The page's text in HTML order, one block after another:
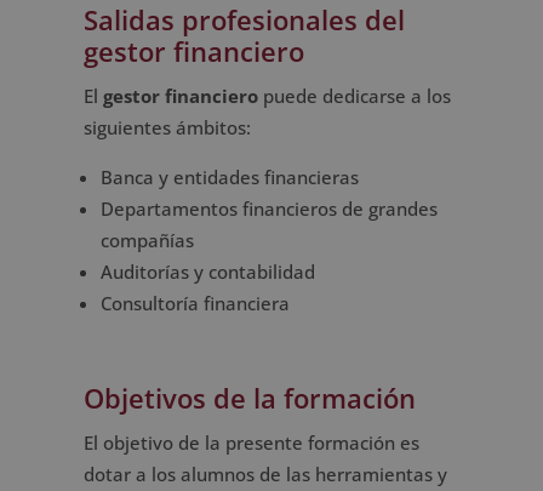
Salidas profesionales del
gestor financiero
El gestor financieropuede dedicarse a los
siguientes ámbitos:
Banca y entidades financieras
Departamentos financieros de grandes
compañías
Auditorías y contabilidad
Consultoría financiera
Objetivos de la formación
El objetivo de la presente formación es
dotar a los alumnos de las herramientas y